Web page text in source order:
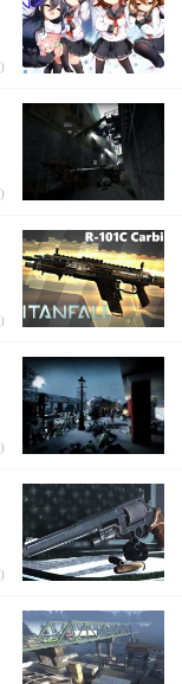
)
)
)
)
)